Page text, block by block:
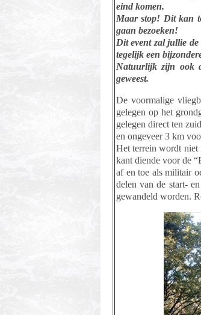
eind komen.
Maar stop! Dit kan
gaan bezoeken!
Dit event zal jullie
tegelijk een
Natuurlijk zijn ook
geweest.
De voormalige
gelegen op het
gelegen direct ten
en ongeveer 3 km
Het terrein wordt niet
kant diende voor de
af en toe als militair
delen van de start-
gewandeld worden.